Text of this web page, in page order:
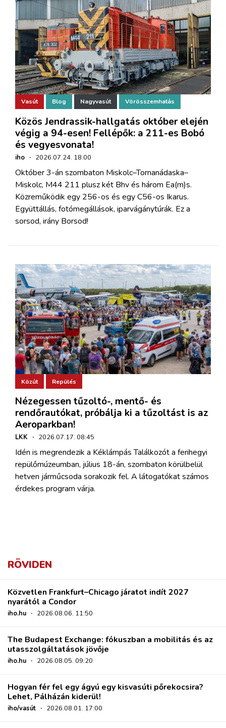
Vasút Blog Nagyvasút Vörösszemhatás
Közös Jendrassik-hallgatás október elején
végig a 94-esen! Fellépők: a 211-es Bobó
és vegyesvonata!
iho · 2026.07.24. 18:00
Október 3-án szombaton Miskolc–Tornanádaska–
Miskolc, M44 211 plusz két Bhv és három Ea(m)s.
Közreműködik egy 256-os és egy C56-os Ikarus.
Együttállás, fotómegállások, iparvágánytúrák. Ez a
sorsod, irány Borsod!
Közút Repülés
Nézegessen tűzoltó-, mentő- és
rendőrautókat, próbálja ki a tűzoltást is az
Aeroparkban!
LKK · 2026.07.17. 08:45
Idén is megrendezik a Kéklámpás Találkozót a ferihegyi
repülőmúzeumban, július 18-án, szombaton körülbelül
hetven járműcsoda sorakozik fel. A látogatókat számos
érdekes program várja.
RÖVIDEN
Közvetlen Frankfurt–Chicago járatot indít 2027
nyarától a Condor
iho.hu · 2026.08.06. 11:50
The Budapest Exchange: fókuszban a mobilitás és az
utasszolgáltatások jövője
iho.hu · 2026.08.05. 09:20
Hogyan fér fel egy ágyú egy kisvasúti pőrekocsira?
Lehet, Pálházán kiderül!
iho/vasút · 2026.08.01. 17:00